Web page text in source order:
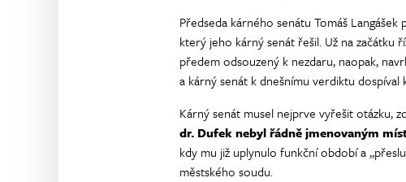
Předseda kárného senátu Tomáš
který jeho kárný senát řešil. Už na začátku
předem odsouzený k nezdaru, naopak,
a kárný senát k dnešnímu verdiktu
Kárný senát musel nejprve vyřešit otázku,
dr. Dufek nebyl řádně jmenovaným
kdy mu již uplynulo funkční období a
městského soudu.